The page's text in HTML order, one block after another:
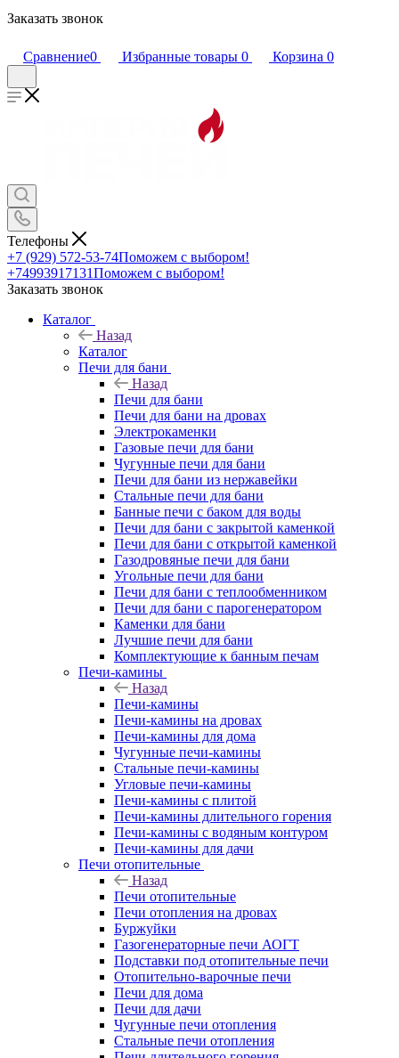
Заказать звонок
Сравнение0 Избранные товары 0 Корзина 0
Телефоны
+7 (929) 572-53-74Поможем с выбором!
+74993917131Поможем с выбором!
Заказать звонок
Каталог
Назад
Каталог
Печи для бани
Назад
Печи для бани
Печи для бани на дровах
Электрокаменки
Газовые печи для бани
Чугунные печи для бани
Печи для бани из нержавейки
Стальные печи для бани
Банные печи с баком для воды
Печи для бани с закрытой каменкой
Печи для бани с открытой каменкой
Газодровяные печи для бани
Угольные печи для бани
Печи для бани с теплообменником
Печи для бани с парогенератором
Каменки для бани
Лучшие печи для бани
Комплектующие к банным печам
Печи-камины
Назад
Печи-камины
Печи-камины на дровах
Печи-камины для дома
Чугунные печи-камины
Стальные печи-камины
Угловые печи-камины
Печи-камины с плитой
Печи-камины длительного горения
Печи-камины с водяным контуром
Печи-камины для дачи
Печи отопительные
Назад
Печи отопительные
Печи отопления на дровах
Буржуйки
Газогенераторные печи АОГТ
Подставки под отопительные печи
Отопительно-варочные печи
Печи для дома
Печи для дачи
Чугунные печи отопления
Стальные печи отопления